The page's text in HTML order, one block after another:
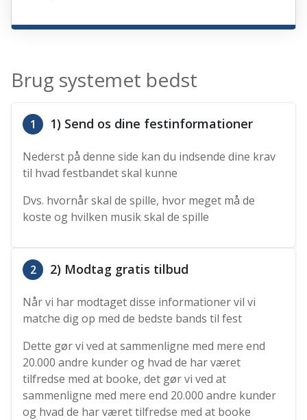
Brug systemet bedst
1 1) Send os dine festinformationer
Nederst på denne side kan du indsende dine krav
til hvad festbandet skal kunne
Dvs. hvornår skal de spille, hvor meget må de
koste og hvilken musik skal de spille
2 2) Modtag gratis tilbud
Når vi har modtaget disse informationer vil vi
matche dig op med de bedste bands til fest
Dette gør vi ved at sammenligne med mere end
20.000 andre kunder og hvad de har været
tilfredse med at booke, det gør vi ved at
sammenligne med mere end 20.000 andre kunder
og hvad de har været tilfredse med at booke